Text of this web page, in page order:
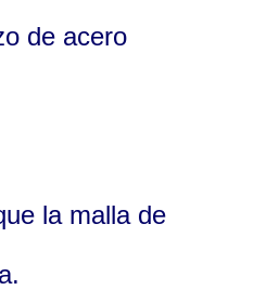
de acero
la malla de